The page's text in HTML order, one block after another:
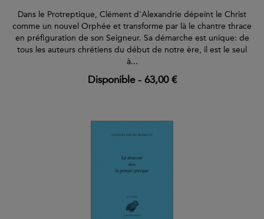
Dans le Protreptique, Clément d'Alexandrie dépeint le Christ
comme un nouvel Orphée et transforme par là le chantre thrace
en préfiguration de son Seigneur. Sa démarche est unique: de
tous les auteurs chrétiens du début de notre ère, il est le seul
à...
Disponible- 63,00 €